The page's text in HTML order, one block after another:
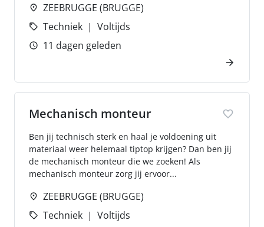
ZEEBRUGGE (BRUGGE)
Techniek
Voltijds
11 dagen geleden
Mechanisch monteur
Ben jij technisch sterk en haal je voldoening uit
materiaal weer helemaal tiptop krijgen? Dan ben jij
de mechanisch monteur die we zoeken! Als
mechanisch monteur zorg jij ervoor...
ZEEBRUGGE (BRUGGE)
Techniek
Voltijds